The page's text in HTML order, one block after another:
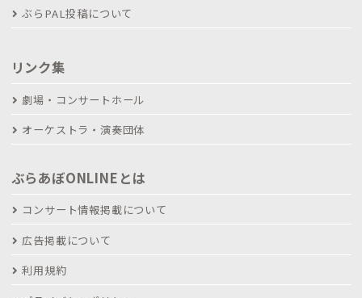
ぶらPAL投稿について
リンク集
劇場・コンサートホール
オーケストラ・演奏団体
ぶらあぼONLINEとは
コンサート情報掲載について
広告掲載について
利用規約